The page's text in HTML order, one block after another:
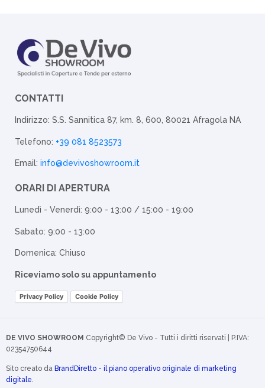
CONTATTI
Indirizzo: S.S. Sannitica 87, km. 8, 600, 80021 Afragola NA
Telefono: +39 081 8523573
Email: info@devivoshowroom.it
ORARI DI APERTURA
Lunedì - Venerdì: 9:00 - 13:00 / 15:00 - 19:00
Sabato: 9:00 - 13:00
Domenica: Chiuso
Riceviamo solo su appuntamento
Privacy Policy Cookie Policy
DE VIVO SHOWROOM Copyright© De Vivo - Tutti i diritti riservati | P.IVA:
02354750644
Sito creato da BrandDiretto - il piano operativo originale di marketing
digitale.